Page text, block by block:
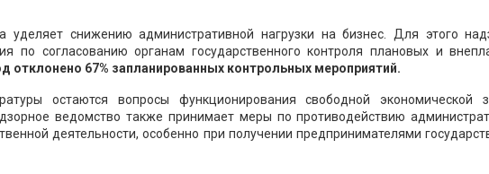
уделяет снижению административной нагрузки на бизнес. Для этого
по согласованию органам государственного контроля плановых и
отклонено 67% запланированных контрольных мероприятий.
остаются вопросы функционирования свободной экономической
ведомство также принимает меры по противодействию
деятельности, особенно при получении предпринимателями